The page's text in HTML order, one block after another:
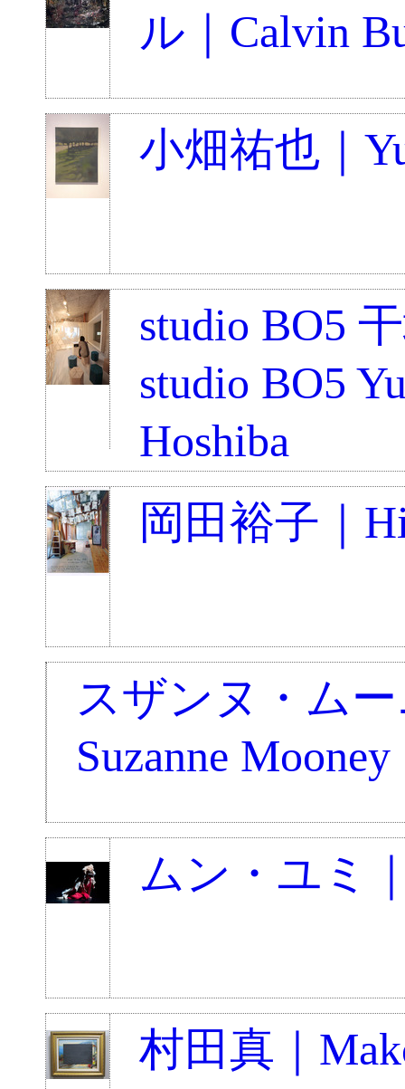
ル｜Calvin
小畑祐也｜
studio BO5
studio BO5
Hoshiba
岡田裕子｜
スザンヌ・ム
Suzanne Mooney
ムン・ユミ
村田真｜